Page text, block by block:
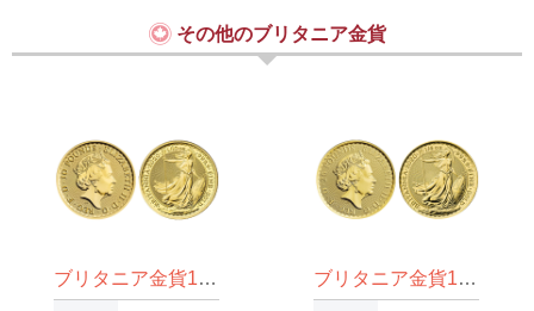
その他のブリタニア金貨
ブリタニア金貨1/10oz（オンス） ブリタニア金貨1/4oz（オンス）